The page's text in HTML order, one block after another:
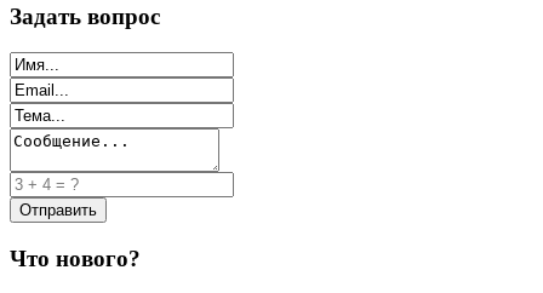
Задать вопрос
Что нового?